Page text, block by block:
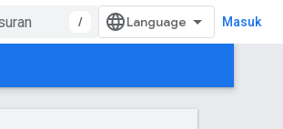
/ Masuk